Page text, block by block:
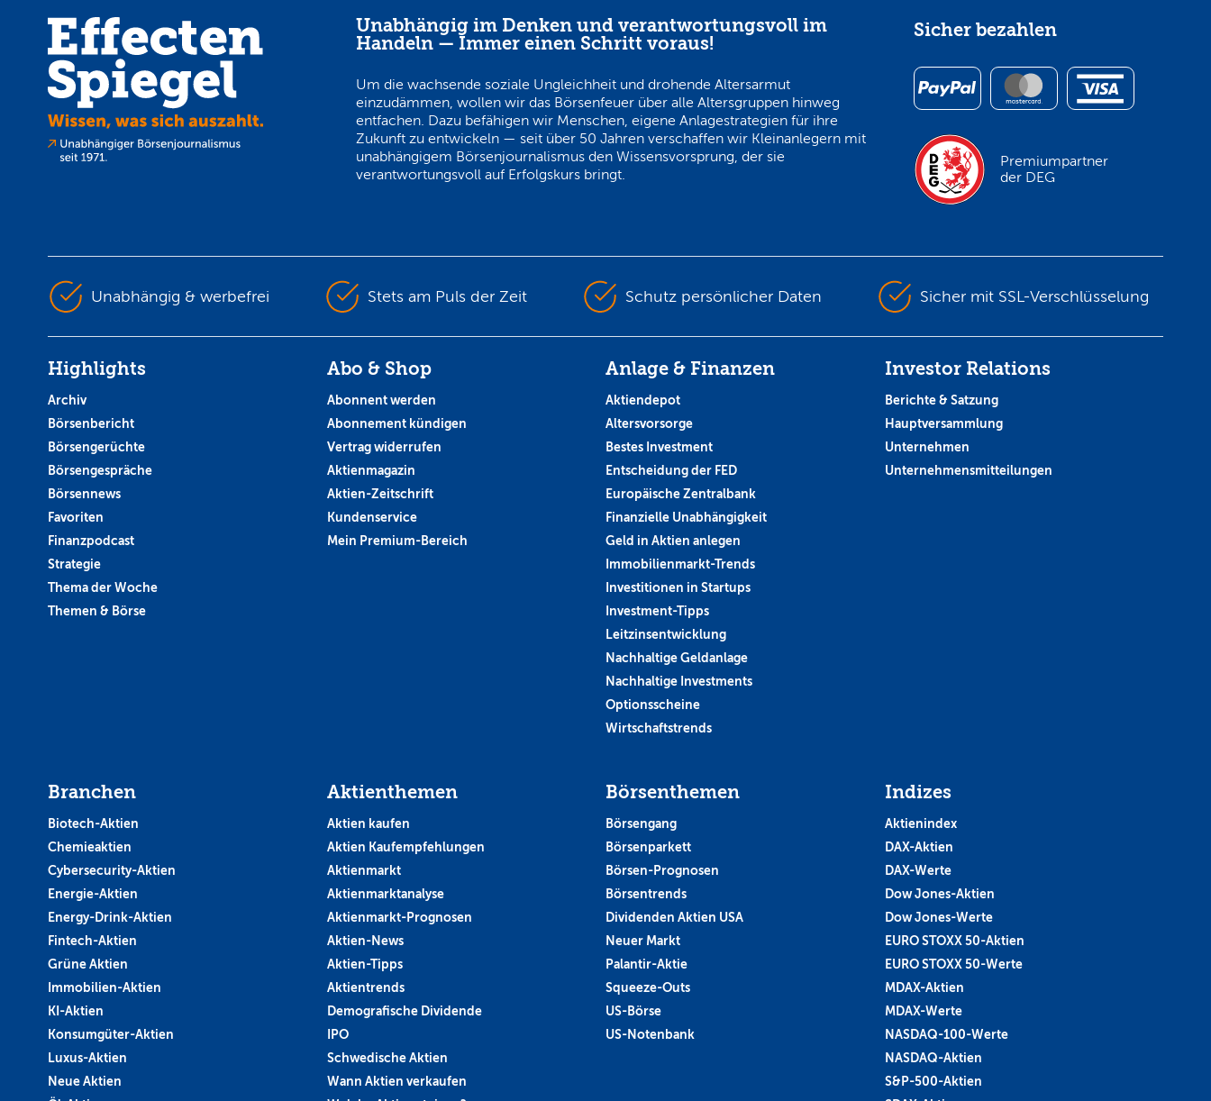
Unabhängig im Denken und verantwortungsvoll im
Handeln — Immer einen Schritt voraus!
Um die wachsende soziale Ungleichheit und drohende Altersarmut
einzudämmen, wollen wir das Börsenfeuer über alle Altersgruppen hinweg
entfachen. Dazu befähigen wir Menschen, eigene Anlagestrategien für ihre
Zukunft zu entwickeln — seit über 50 Jahren verschaffen wir Kleinanlegern mit
unabhängigem Börsenjournalismus den Wissensvorsprung, der sie
verantwortungsvoll auf Erfolgskurs bringt.
Sicher bezahlen
Premiumpartner
der DEG
Unabhängig & werbefrei Stets am Puls der Zeit Schutz persönlicher Daten Sicher mit SSL-Verschlüsselung
Highlights
Archiv
Börsenbericht
Börsengerüchte
Börsengespräche
Börsennews
Favoriten
Finanzpodcast
Strategie
Thema der Woche
Themen & Börse
Abo & Shop
Abonnent werden
Abonnement kündigen
Vertrag widerrufen
Aktienmagazin
Aktien-Zeitschrift
Kundenservice
Mein Premium-Bereich
Anlage & Finanzen
Aktiendepot
Altersvorsorge
Bestes Investment
Entscheidung der FED
Europäische Zentralbank
Finanzielle Unabhängigkeit
Geld in Aktien anlegen
Immobilienmarkt-Trends
Investitionen in Startups
Investment-Tipps
Leitzinsentwicklung
Nachhaltige Geldanlage
Nachhaltige Investments
Optionsscheine
Wirtschaftstrends
Investor Relations
Berichte & Satzung
Hauptversammlung
Unternehmen
Unternehmensmitteilungen
Branchen
Biotech-Aktien
Chemieaktien
Cybersecurity-Aktien
Energie-Aktien
Energy-Drink-Aktien
Fintech-Aktien
Grüne Aktien
Immobilien-Aktien
KI-Aktien
Konsumgüter-Aktien
Luxus-Aktien
Neue Aktien
Aktienthemen
Aktien kaufen
Aktien Kaufempfehlungen
Aktienmarkt
Aktienmarktanalyse
Aktienmarkt-Prognosen
Aktien-News
Aktien-Tipps
Aktientrends
Demografische Dividende
IPO
Schwedische Aktien
Wann Aktien verkaufen
Börsenthemen
Börsengang
Börsenparkett
Börsen-Prognosen
Börsentrends
Dividenden Aktien USA
Neuer Markt
Palantir-Aktie
Squeeze-Outs
US-Börse
US-Notenbank
Indizes
Aktienindex
DAX-Aktien
DAX-Werte
Dow Jones-Aktien
Dow Jones-Werte
EURO STOXX 50-Aktien
EURO STOXX 50-Werte
MDAX-Aktien
MDAX-Werte
NASDAQ-100-Werte
NASDAQ-Aktien
S&P-500-Aktien